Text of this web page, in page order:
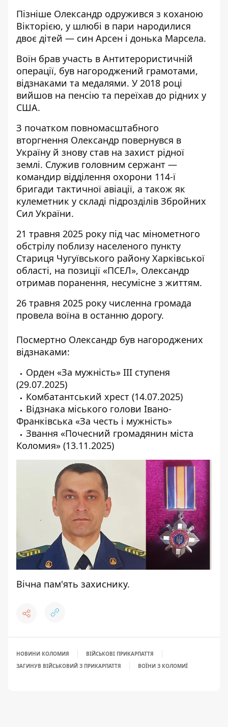
Пізніше Олександр одружився з коханою
Вікторією, у шлюбі в пари народилися
двоє дітей — син Арсен і донька Марсела.
Воїн брав участь в Антитерористичній
операції, був нагороджений грамотами,
відзнаками та медалями. У 2018 році
вийшов на пенсію та переїхав до рідних у
США.
З початком повномасштабного
вторгнення Олександр повернувся в
Україну й знову став на захист рідної
землі. Служив головним сержант —
командир відділення охорони 114-ї
бригади тактичної авіації, а також як
кулеметник у складі підрозділів Збройних
Сил України.
21 травня 2025 року під час мінометного
обстрілу поблизу населеного пункту
Стариця Чугуївського району Харківської
області, на позиції «ПСЕЛ», Олександр
отримав поранення, несумісне з життям.
26 травня 2025 року численна громада
провела воїна в останню дорогу.
Посмертно Олександр був нагороджених
відзнаками:
Орден «За мужність» III ступеня
(29.07.2025)
Комбатантський хрест (14.07.2025)
Відзнака міського голови Івано-
Франківська «За честь і мужність»
Звання «Почесний громадянин міста
Коломия» (13.11.2025)
Вічна пам'ять захиснику.
НОВИНИ КОЛОМИЯ
ВІЙСЬКОВІ ПРИКАРПАТТЯ
ЗАГИНУВ ВІЙСЬКОВИЙ З ПРИКАРПАТТЯ
ВОЇНИ З КОЛОМИЇ